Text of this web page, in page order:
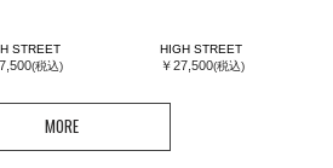
STREET
(税込)
HIGH STREET
￥27,500(税込)
MORE